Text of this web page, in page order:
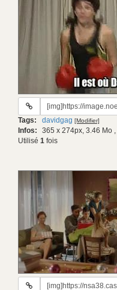
URL
gif:
Tags: davidgag [Modifier]
Infos: 365 x 274px, 3.46 Mo ,
Utilisé 1 fois
URL